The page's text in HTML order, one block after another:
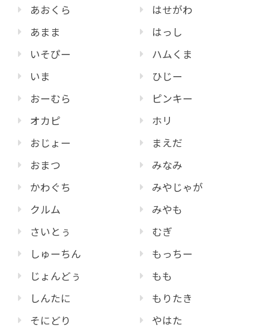
あおくら
あまま
いそぴー
いま
おーむら
オカピ
おじょー
おまつ
かわぐち
クルム
さいとぅ
しゅーちん
じょんどぅ
しんたに
そにどり
はせがわ
はっし
ハムくま
ひじー
ピンキー
ホリ
まえだ
みなみ
みやじゃが
みやも
むぎ
もっちー
もも
もりたき
やはた